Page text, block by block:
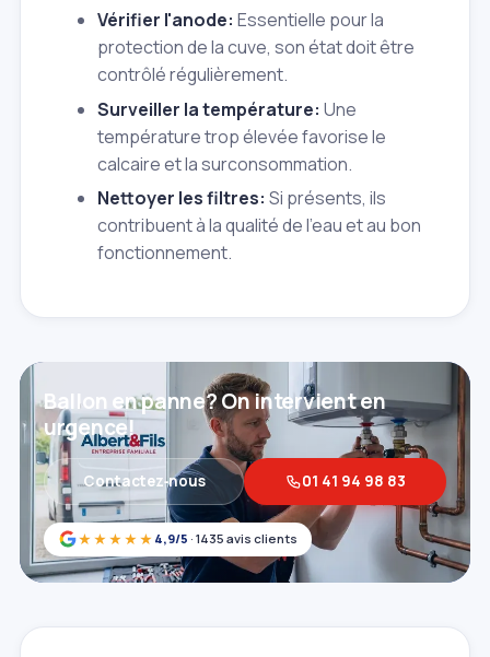
Vérifier l'anode: Essentielle pour la
protection de la cuve, son état doit être
contrôlé régulièrement.
Surveiller la température: Une
température trop élevée favorise le
calcaire et la surconsommation.
Nettoyer les filtres: Si présents, ils
contribuent à la qualité de l'eau et au bon
fonctionnement.
★★★★★ 4,9/5 · 1435 avis clients
Ballon en panne? On intervient en
urgence!
Contactez‑nous 01 41 94 98 83